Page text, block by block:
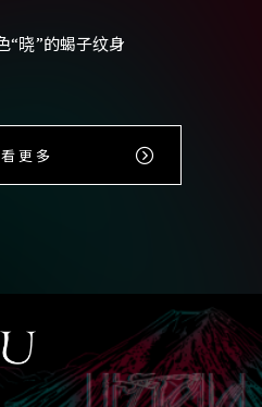
“晓”的蝎子纹身
更多